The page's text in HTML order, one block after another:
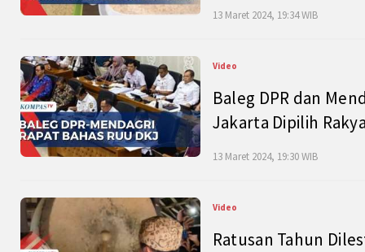
13 Maret 2024, 19:34 WIB
Video
Baleg DPR dan
Jakarta Dipilih
13 Maret 2024, 19:30 WIB
Video
Ratusan Tahun